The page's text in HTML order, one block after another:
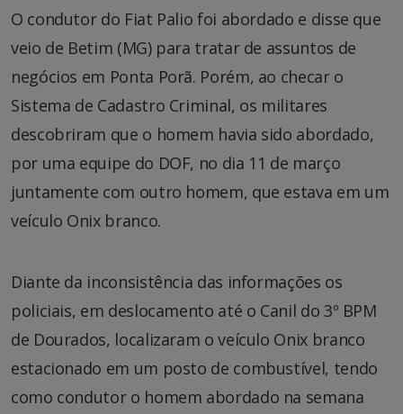
O condutor do Fiat Palio foi abordado e disse que
veio de Betim (MG) para tratar de assuntos de
negócios em Ponta Porã. Porém, ao checar o
Sistema de Cadastro Criminal, os militares
descobriram que o homem havia sido abordado,
por uma equipe do DOF, no dia 11 de março
juntamente com outro homem, que estava em um
veículo Onix branco.
Diante da inconsistência das informações os
policiais, em deslocamento até o Canil do 3º BPM
de Dourados, localizaram o veículo Onix branco
estacionado em um posto de combustível, tendo
como condutor o homem abordado na semana